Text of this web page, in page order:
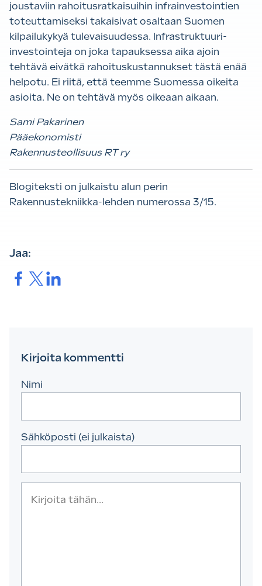
joustaviin rahoitusratkaisuihin infrainvestointien
toteuttamiseksi takaisivat osaltaan Suomen
kilpailukykyä tulevaisuudessa. Infrastruktuuri-
investointeja on joka tapauksessa aika ajoin
tehtävä eivätkä rahoituskustannukset tästä enää
helpotu. Ei riitä, että teemme Suomessa oikeita
asioita. Ne on tehtävä myös oikeaan aikaan.
Sami Pakarinen
Pääekonomisti
Rakennusteollisuus RT ry
Blogiteksti on julkaistu alun perin
Rakennustekniikka-lehden numerossa 3/15.
Jaa:
Jaa. Jaa.Jaa.
Kirjoita kommentti
Nimi
Sähköposti (ei julkaista)